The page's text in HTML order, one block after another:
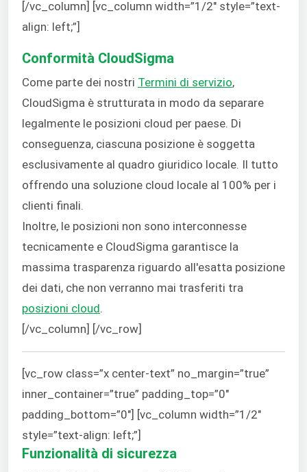
[/vc_column] [vc_column width=”1/2″ style=”text-
align: left;”]
Conformità CloudSigma
Come parte dei nostri Termini di servizio,
CloudSigma è strutturata in modo da separare
legalmente le posizioni cloud per paese. Di
conseguenza, ciascuna posizione è soggetta
esclusivamente al quadro giuridico locale. Il tutto
offrendo una soluzione cloud locale al 100% per i
clienti finali.
Inoltre, le posizioni non sono interconnesse
tecnicamente e CloudSigma garantisce la
massima trasparenza riguardo all'esatta posizione
dei dati, che non verranno mai trasferiti tra
posizioni cloud
[/vc_column] [/vc_row]
[vc_row class=”x center-text” no_margin=”true”
inner_container=”true” padding_top=”0″
padding_bottom=”0″] [vc_column width=”1/2″
style=”text-align: left;”]
Funzionalità di sicurezza